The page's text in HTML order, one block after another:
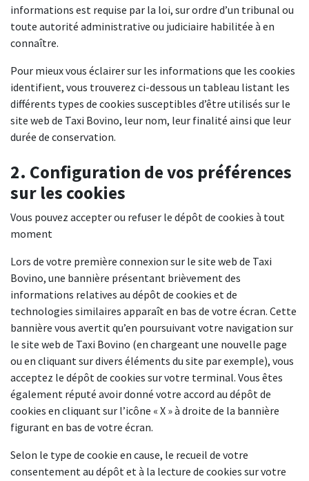
informations est requise par la loi, sur ordre d’un tribunal ou
toute autorité administrative ou judiciaire habilitée à en
connaître.
Pour mieux vous éclairer sur les informations que les cookies
identifient, vous trouverez ci-dessous un tableau listant les
différents types de cookies susceptibles d’être utilisés sur le
site web de Taxi Bovino, leur nom, leur finalité ainsi que leur
durée de conservation.
2. Configuration de vos préférences
sur les cookies
Vous pouvez accepter ou refuser le dépôt de cookies à tout
moment
Lors de votre première connexion sur le site web de Taxi
Bovino, une bannière présentant brièvement des
informations relatives au dépôt de cookies et de
technologies similaires apparaît en bas de votre écran. Cette
bannière vous avertit qu’en poursuivant votre navigation sur
le site web de Taxi Bovino (en chargeant une nouvelle page
ou en cliquant sur divers éléments du site par exemple), vous
acceptez le dépôt de cookies sur votre terminal. Vous êtes
également réputé avoir donné votre accord au dépôt de
cookies en cliquant sur l’icône « X » à droite de la bannière
figurant en bas de votre écran.
Selon le type de cookie en cause, le recueil de votre
consentement au dépôt et à la lecture de cookies sur votre